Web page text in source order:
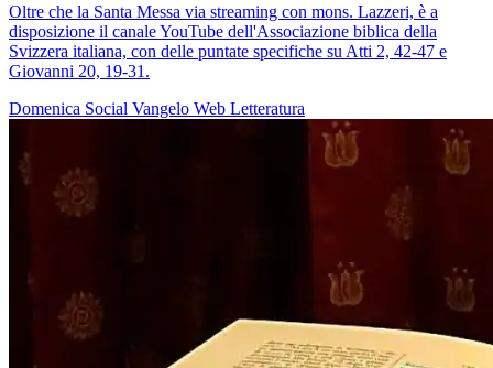
Oltre che la Santa Messa via streaming con mons. Lazzeri, è a
disposizione il canale YouTube dell'Associazione biblica della
Svizzera italiana, con delle puntate specifiche su Atti 2, 42-47 e
Giovanni 20, 19-31.
Domenica Social Vangelo Web Letteratura